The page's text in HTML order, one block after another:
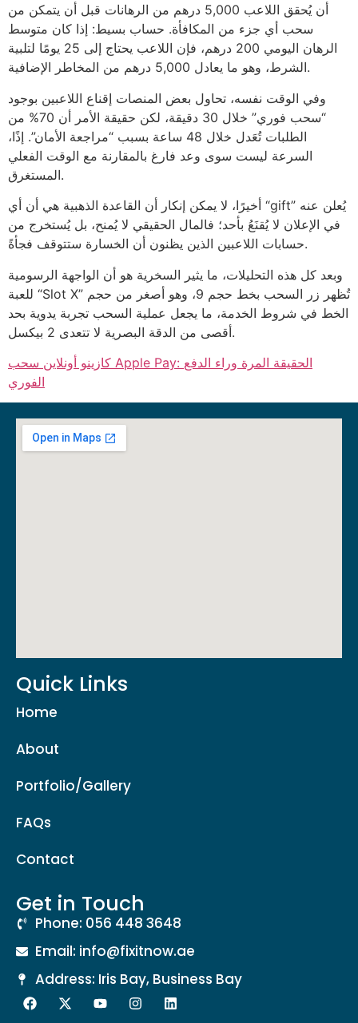
أن يُحقق اللاعب 5,000 درهم من الرهانات قبل أن يتمكن من
سحب أي جزء من المكافأة. حساب بسيط: إذا كان متوسط
الرهان اليومي 200 درهم، فإن اللاعب يحتاج إلى 25 يومًا لتلبية
الشرط، وهو ما يعادل 5,000 درهم من المخاطر الإضافية.
وفي الوقت نفسه، تحاول بعض المنصات إقناع اللاعبين بوجود
“سحب فوري” خلال 30 دقيقة، لكن حقيقة الأمر أن 70% من
الطلبات تُعَدل خلال 48 ساعة بسبب “مراجعة الأمان”. إذًا،
السرعة ليست سوى وعد فارغ بالمقارنة مع الوقت الفعلي
المستغرق.
أخيرًا، لا يمكن إنكار أن القاعدة الذهبية هي أن أي “gift” يُعلن عنه
في الإعلان لا يُقنَعُ بأحد؛ فالمال الحقيقي لا يُمنح، بل يُستخرج من
حسابات اللاعبين الذين يظنون أن الخسارة ستتوقف فجأةً.
وبعد كل هذه التحليلات، ما يثير السخرية هو أن الواجهة الرسومية
للعبة “Slot X” تُظهر زر السحب بخط حجم 9، وهو أصغر من حجم
الخط في شروط الخدمة، ما يجعل عملية السحب تجربة يدوية بحد
أقصى من الدقة البصرية لا تتعدى 2 بيكسل.
كازينو أونلاين سحب Apple Pay: الحقيقة المرة وراء الدفع
الفوري
Quick Links
Home
About
Portfolio/Gallery
FAQs
Contact
Get in Touch
Phone: 056 448 3648
Email: info@fixitnow.ae
Address: Iris Bay, Business Bay